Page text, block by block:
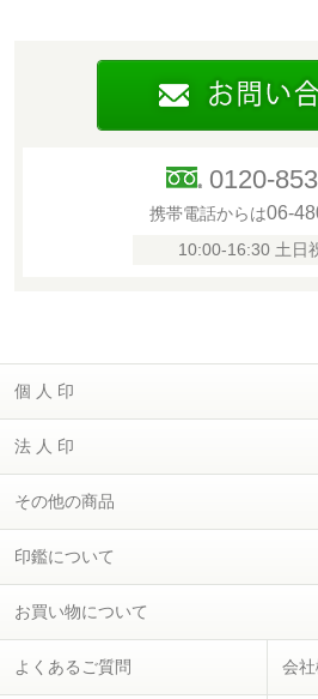
0120-
携帯電話からは06-
10:00-16:30 土日
個 人 印
法 人 印
その他の商品
印鑑について
お買い物について
よくあるご質問 会